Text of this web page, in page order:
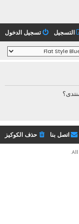
تسجيل الدخول التسجيل
حذف الكوكيز اتصل بنا